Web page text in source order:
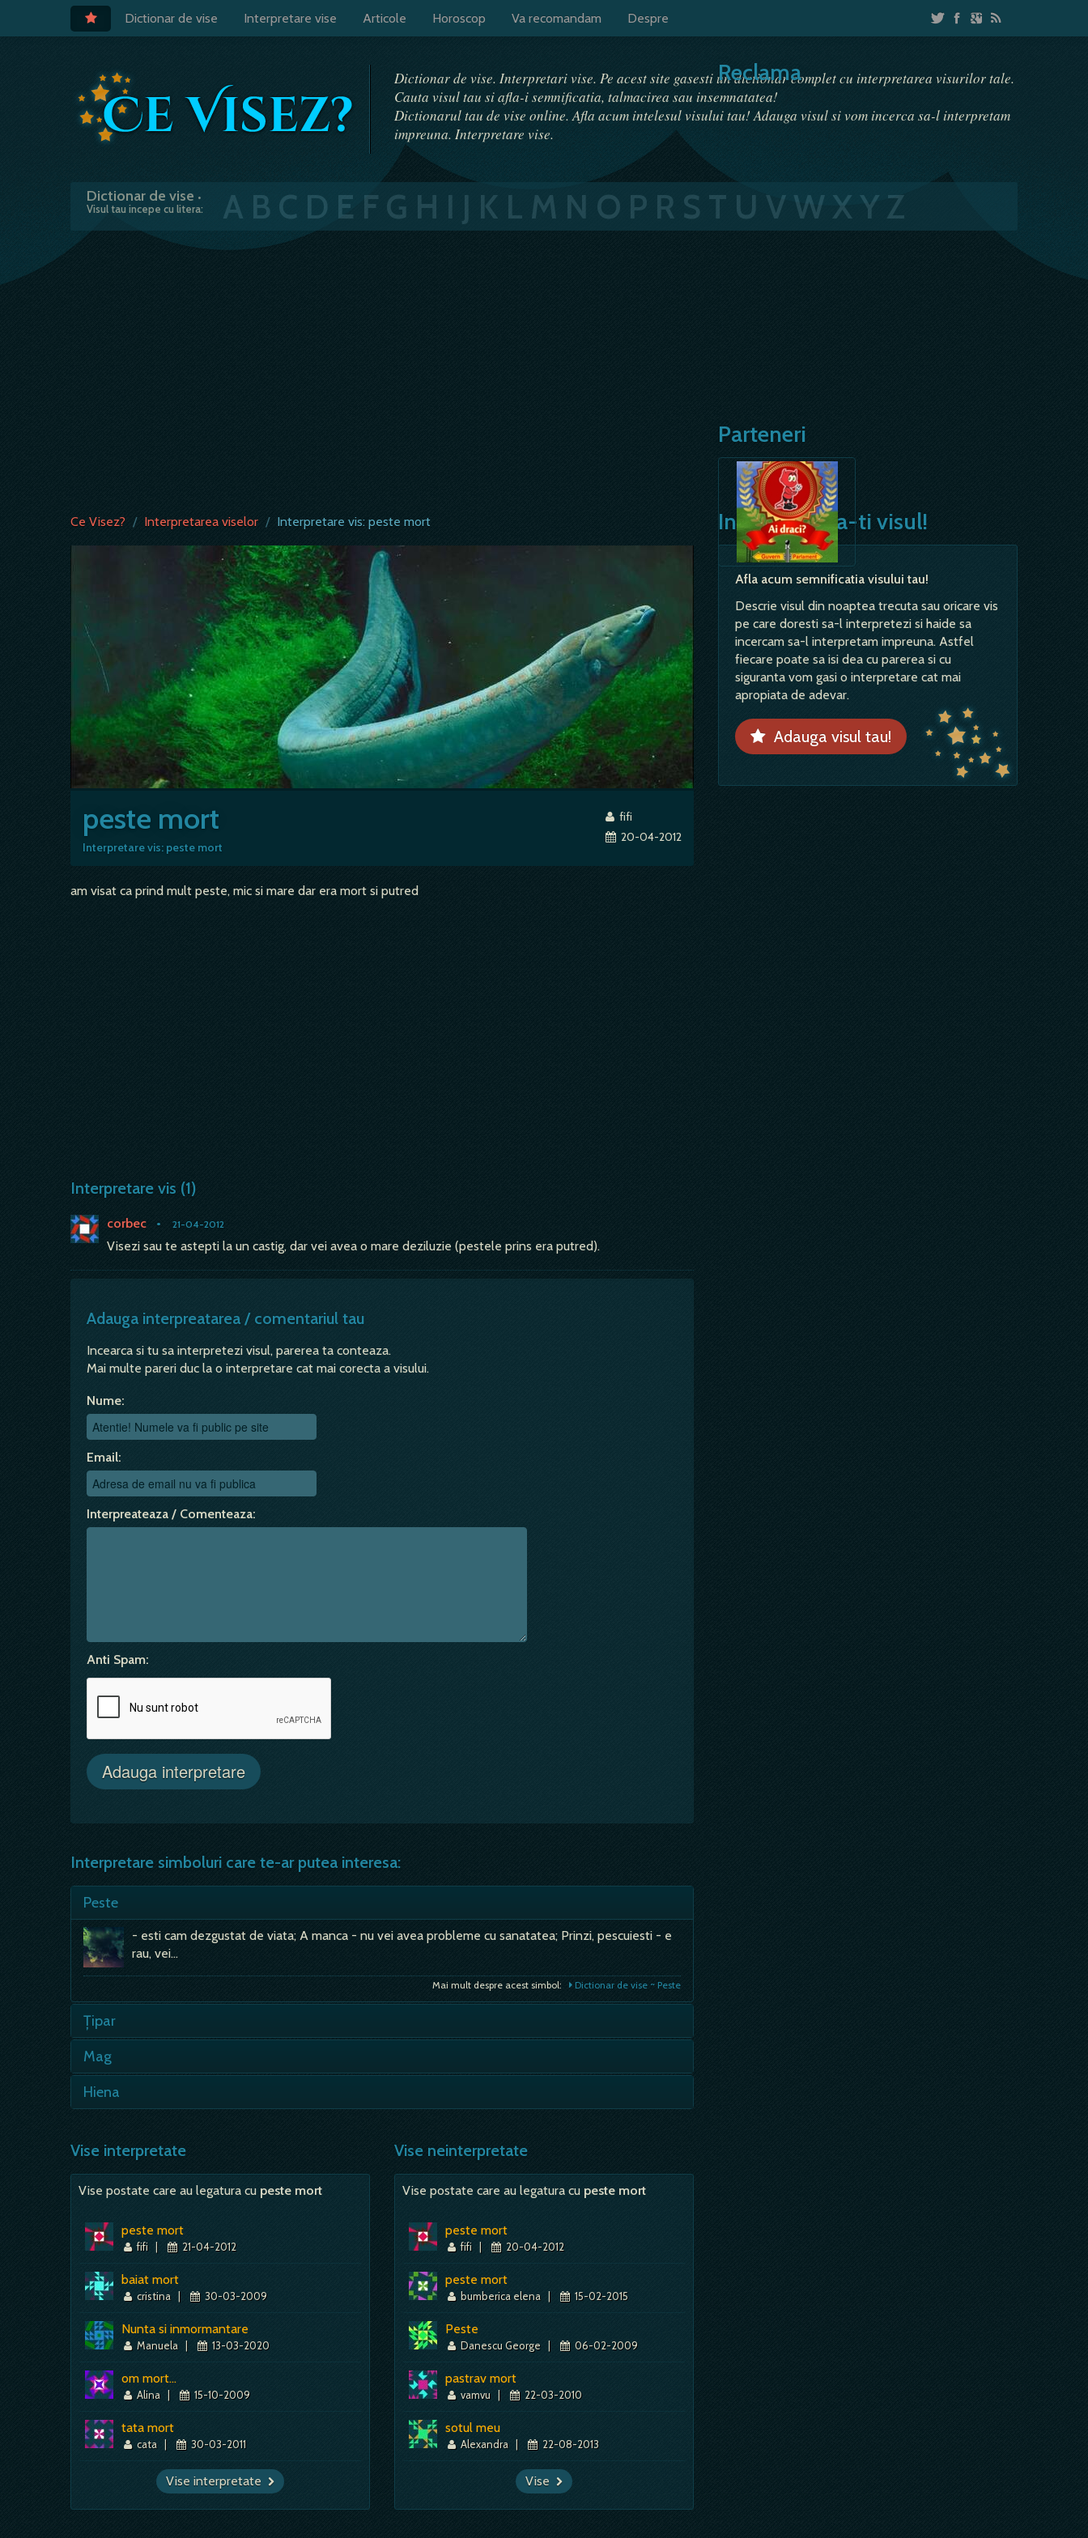
Dictionar de vise Interpretare vise Articole Horoscop Va recomandam Despre
Dictionar de vise. Interpretari vise. Pe acest site gasesti un dictionar complet cu interpretarea visurilor tale.
Cauta visul tau si afla-i semnificatia, talmacirea sau insemnatatea!
Dictionarul tau de vise online. Afla acum intelesul visului tau! Adauga visul si vom incerca sa-l interpretam
impreuna. Interpretare vise.
Dictionar de vise •
Visul tau incepe cu litera:
A B C D E F G H I J K L M N O P R S T U VW XY Z
Ce Visez? / Interpretarea viselor / Interpretare vis: peste mort
peste mort
Interpretare vis: peste mort
fifi
20-04-2012
am visat ca prind mult peste, mic si mare dar era mort si putred
Interpretare vis (1)
corbec • 21-04-2012
Visezi sau te astepti la un castig, dar vei avea o mare deziluzie (pestele prins era putred).
Adauga interpreatarea / comentariul tau
Incearca si tu sa interpretezi visul, parerea ta conteaza.
Mai multe pareri duc la o interpretare cat mai corecta a visului.
Nume:
Email:
Interpreateaza / Comenteaza:
Anti Spam:
Interpretare simboluri care te-ar putea interesa:
Peste
- esti cam dezgustat de viata; A manca - nu vei avea probleme cu sanatatea; Prinzi, pescuiesti - e
rau, vei…
Mai mult despre acest simbol: Dictionar de vise ~ Peste
Țipar
multa; - tipar…
Mag
pogoara peste tine si peste…
Hiena
îndrazneala, rezistenta împotriva dusmanilor, raspunde dusmanilor cu…
Mai mult despre acest simbol: Dictionar de vise ~ Hiena
Vise interpretate
Vise postate care au legatura cu peste mort
peste mort
fifi | 21-04-2012
baiat mort
cristina | 30-03-2009
Nunta si inmormantare
Manuela | 13-03-2020
om mort...
Alina | 15-10-2009
tata mort
cata | 30-03-2011
Vise interpretate
Vise neinterpretate
Vise postate care au legatura cu peste mort
peste mort
fifi | 20-04-2012
peste mort
bumberica elena | 15-02-2015
Peste
Danescu George | 06-02-2009
pastrav mort
vamvu | 22-03-2010
sotul meu
Alexandra | 22-08-2013
Vise
Interpreteaza-ti visul!
Afla acum semnificatia visului tau!
Descrie visul din noaptea trecuta sau oricare vis
pe care doresti sa-l interpretezi si haide sa
incercam sa-l interpretam impreuna. Astfel
fiecare poate sa isi dea cu parerea si cu
siguranta vom gasi o interpretare cat mai
apropiata de adevar.
Adauga visul tau!
Reclama
Parteneri